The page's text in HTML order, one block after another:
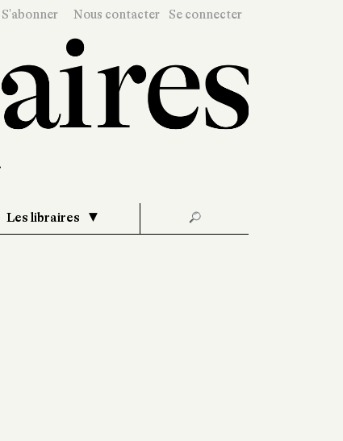
S'abonner Nous contacter Se connecter
Les libraires 🔎